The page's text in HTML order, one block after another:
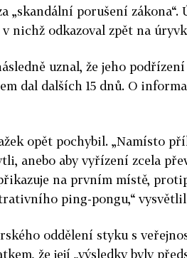
„skandální porušení zákona“.
nichž odkazoval zpět na
uznal, že jeho
dal dalších 15 dnů. O
opět pochybil. „Namísto
anebo aby vyřízení zcela
na prvním místě,
ping-pongu,“
oddělení styku s
že její „výsledky byly